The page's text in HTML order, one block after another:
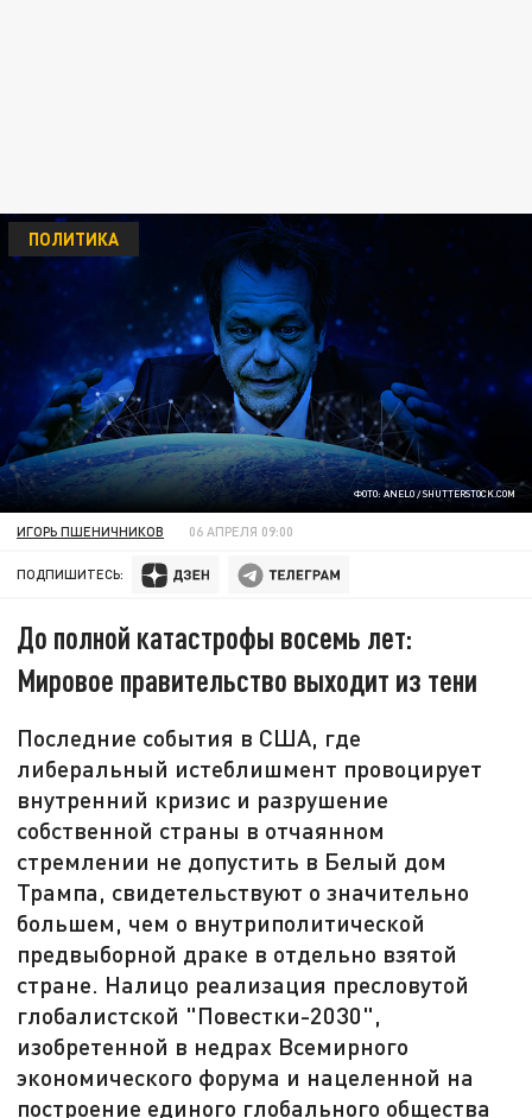
ФОТО: ANELO / SHUTTERSTOCK.COM
ПОЛИТИКА
ИГОРЬ ПШЕНИЧНИКОВ 06 АПРЕЛЯ 09:00
ПОДПИШИТЕСЬ:
До полной катастрофы восемь лет:
Мировое правительство выходит из тени
Последние события в США, где
либеральный истеблишмент провоцирует
внутренний кризис и разрушение
собственной страны в отчаянном
стремлении не допустить в Белый дом
Трампа, свидетельствуют о значительно
большем, чем о внутриполитической
предвыборной драке в отдельно взятой
стране. Налицо реализация пресловутой
глобалистской "Повестки-2030",
изобретенной в недрах Всемирного
экономического форума и нацеленной на
построение единого глобального общества